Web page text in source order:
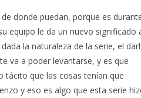
donde puedan, porque es
equipo le da un nuevo significado
la naturaleza de la serie, el
va a poder levantarse, y es que
que las cosas tenían que
y eso es algo que esta serie